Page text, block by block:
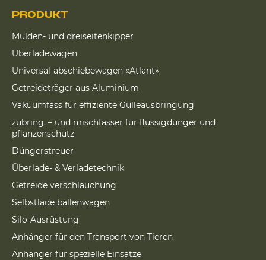
PRODUKT
Mulden- und dreiseitenkipper
Überladewagen
Universal-abschiebewagen «Atlant»
Getreideträger aus Aluminium
Vakuumfass für effiziente Gülleausbringung
zubring, – und mischfässer für flüssigdünger und
pflanzenschutz
Düngerstreuer
Überlade- & Verladetechnik
Getreide verschlauchung
Selbstlade ballenwagen
Silo-Ausrüstung
Anhänger für den Transport von Tieren
Anhänger für spezielle Einsätze